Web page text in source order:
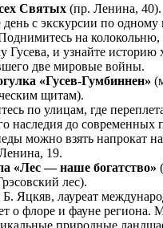
Святых (пр. Ленина, 40).
с экскурсии по одному
на колокольню,
Гусева, и узнайте историю
две мировые войны.
«Гусев-Гумбиннен»
щитам).
по улицам, где
наследия до современных
можно взять напрокат
19.
«Лес — наше богатство»
лес).
Б. Яцкяв, лауреат
о флоре и фауне региона.
природные